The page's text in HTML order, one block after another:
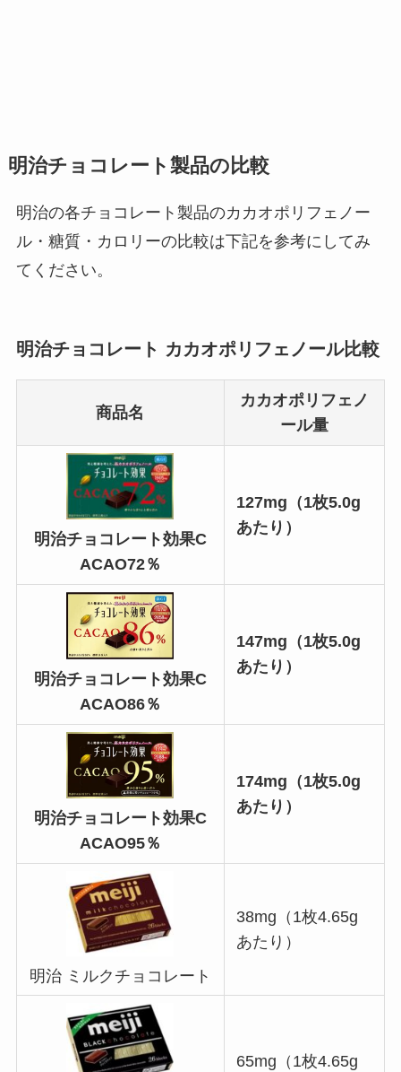
明治チョコレート製品の比較
明治の各チョコレート製品のカカオポリフェノー
ル・糖質・カロリーの比較は下記を参考にしてみ
てください。
明治チョコレート カカオポリフェノール比較
商品名
カカオポリフェノ
ール量
明治チョコレート効果C
ACAO72％
127mg （1枚5.0g
あたり）
明治チョコレート効果C
ACAO86％
147mg（1枚5.0g
あたり）
明治チョコレート効果C
ACAO95％
174mg（1枚5.0g
あたり）
明治 ミルクチョコレート
38mg（1枚4.65g
あたり）
65mg（1枚4.65g